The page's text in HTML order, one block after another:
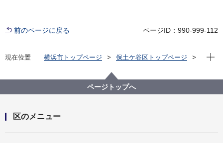
前のページに戻る ページID：990-999-112
現在位置 横浜市トップページ
保土ケ谷区トップページ
まちづくりの参考に
現在
ページトップへ
区のメニュー